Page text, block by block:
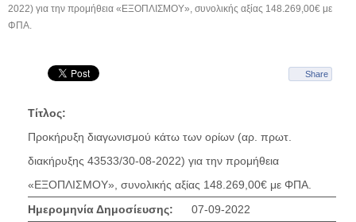
2022) για την προμήθεια «ΕΞΟΠΛΙΣΜΟΥ», συνολικής αξίας 148.269,00€ με
ΦΠΑ.
Share
Τίτλος:
Προκήρυξη διαγωνισμού κάτω των ορίων (αρ. πρωτ.
διακήρυξης 43533/30-08-2022) για την προμήθεια
«ΕΞΟΠΛΙΣΜΟΥ», συνολικής αξίας 148.269,00€ με ΦΠΑ.
Ημερομηνία Δημοσίευσης:
07-09-2022